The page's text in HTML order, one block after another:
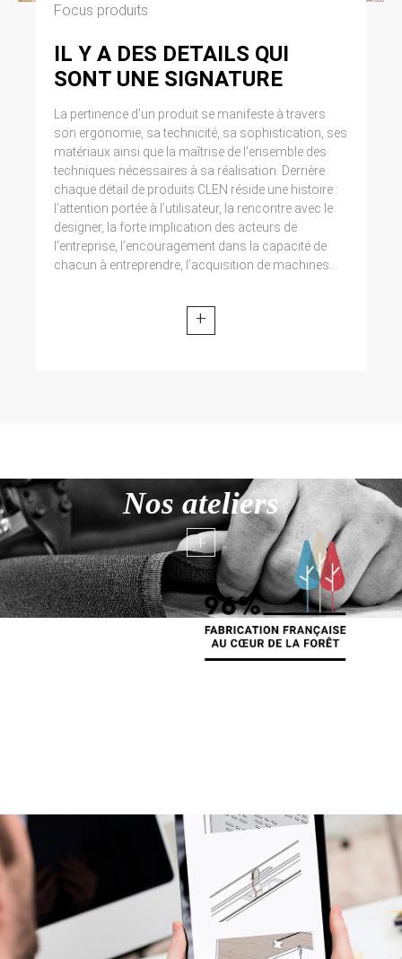
Focus produits
IL Y A DES DETAILS QUI
SONT UNE SIGNATURE
La pertinence d’un produit se manifeste à travers
son ergonomie, sa technicité, sa sophistication, ses
matériaux ainsi que la maîtrise de l’ensemble des
techniques nécessaires à sa réalisation. Derrière
chaque détail de produits CLEN réside une histoire :
l’attention portée à l’utilisateur, la rencontre avec le
designer, la forte implication des acteurs de
l’entreprise, l’encouragement dans la capacité de
chacun à entreprendre, l’acquisition de machines...
+
Nos ateliers
+